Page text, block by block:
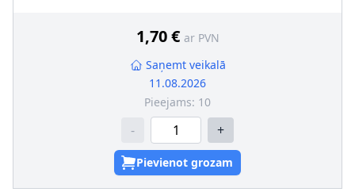
1,70 € ar PVN
Saņemt veikalā
11.08.2026
Pieejams: 10
- +
Pievienot grozam